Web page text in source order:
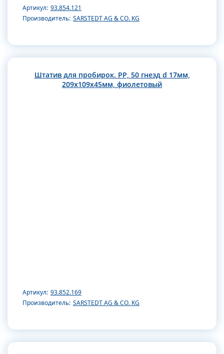
Артикул: 93.854.121
Производитель: SARSTEDT AG & CO. KG
Штатив для пробирок. РР, 50 гнезд d 17мм,
209х109х45мм, фиолетовый
Артикул: 93.852.169
Производитель: SARSTEDT AG & CO. KG